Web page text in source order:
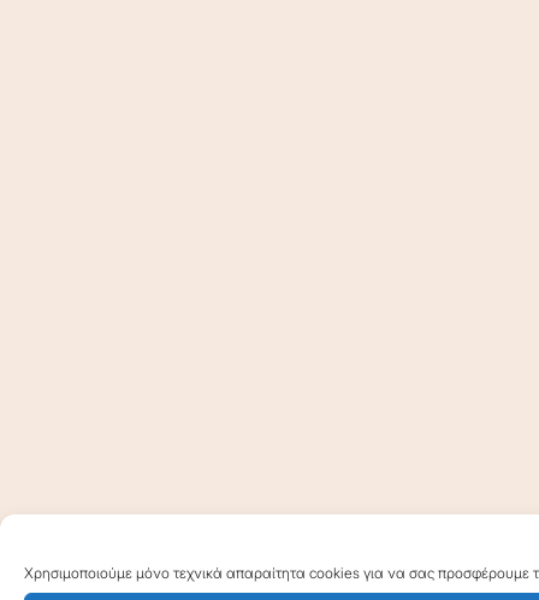
Χρησιμοποιούμε μόνο τεχνικά απαραίτητα cookies για να σας προσφέρουμε